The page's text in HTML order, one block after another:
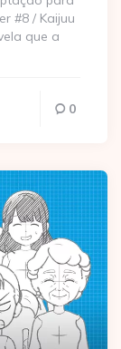
#8 / Kaijuu
que a
0